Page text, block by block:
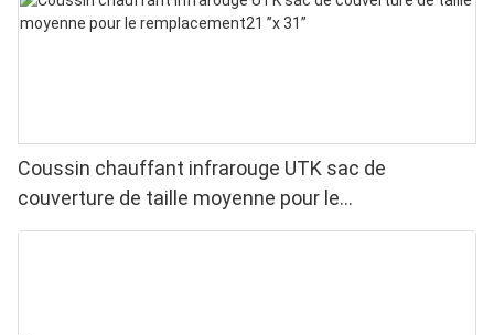
Coussin chauffant infrarouge UTK sac de
couverture de taille moyenne pour le
remplacement21 ”x 31”